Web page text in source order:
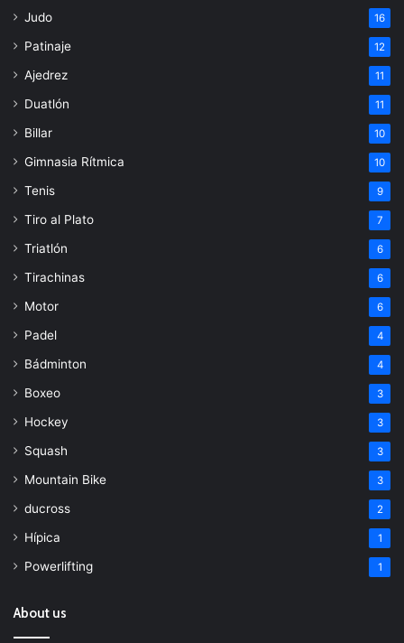
Judo 16
Patinaje 12
Ajedrez 11
Duatlón 11
Billar 10
Gimnasia Rítmica 10
Tenis 9
Tiro al Plato 7
Triatlón 6
Tirachinas 6
Motor 6
Padel 4
Bádminton 4
Boxeo 3
Hockey 3
Squash 3
Mountain Bike 3
ducross 2
Hípica 1
Powerlifting 1
About us